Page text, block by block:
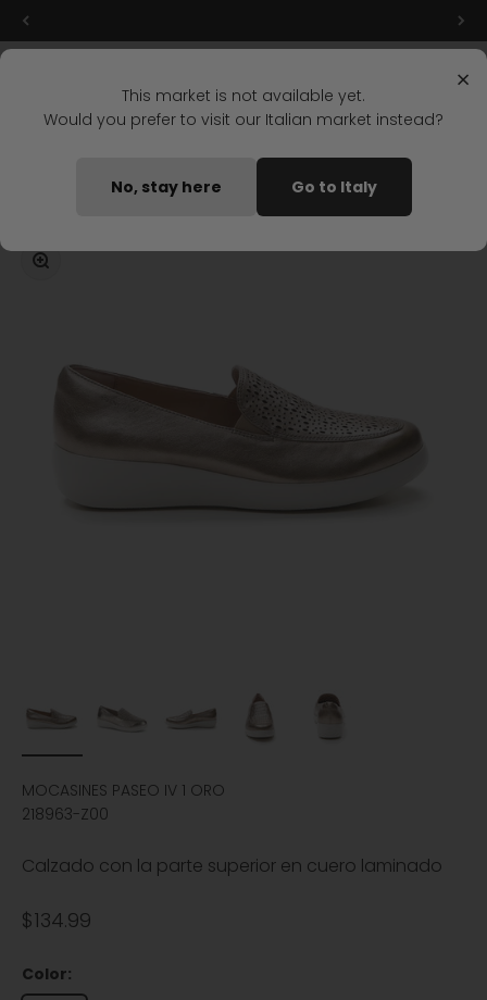
Ir al contenido
Home MOCASINES PASEO IV 1 ORO
Zoom
MOCASINES PASEO IV 1 ORO
218963-Z00
Calzado con la parte superior en cuero laminado
Precio de oferta
$134.99
Color:
×
This market is not available yet.
Would you prefer to visit our Italian market instead?
No, stay here Go to Italy